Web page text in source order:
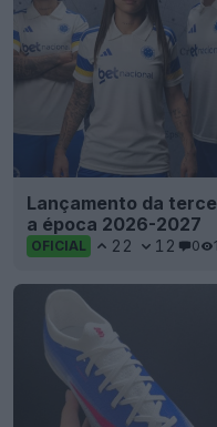
Lançamento da
a época 2026-2027
OFICIAL 22 12 0